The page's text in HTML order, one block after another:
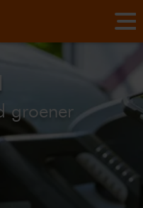
groener